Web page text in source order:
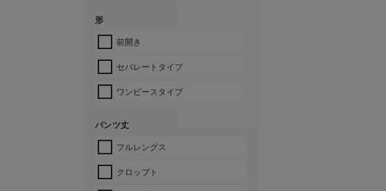
形
前開き
セパレートタイプ
ワンピースタイプ
パンツ丈
フルレングス
クロップト